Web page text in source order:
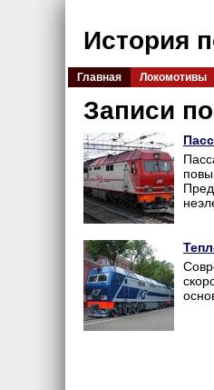
История
Главная Локомотивы
Записи